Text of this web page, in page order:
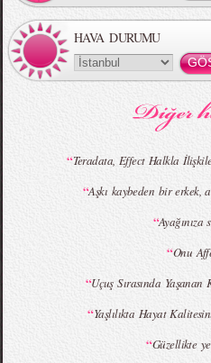
MBFWI - Gülçin Çengel 2015 Yaz
MBFWI - Giray Sepin 2015 Yaz Koleksiyonu
HAVA DURUMU
“Teradata, Effect Halkla
“Aşkı kaybeden bir erkek,
“Ayağınıza
“Onu
“Uçuş Sırasında
“Yaşlılıkta Hayat
“Güzellikte